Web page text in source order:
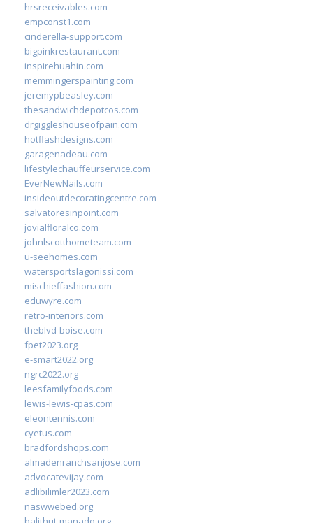
hrsreceivables.com
empconst1.com
cinderella-support.com
bigpinkrestaurant.com
inspirehuahin.com
memmingerspainting.com
jeremypbeasley.com
thesandwichdepotcos.com
drgiggleshouseofpain.com
hotflashdesigns.com
garagenadeau.com
lifestylechauffeurservice.com
EverNewNails.com
insideoutdecoratingcentre.com
salvatoresinpoint.com
jovialfloralco.com
johnlscotthometeam.com
u-seehomes.com
watersportslagonissi.com
mischieffashion.com
eduwyre.com
retro-interiors.com
theblvd-boise.com
fpet2023.org
e-smart2022.org
ngrc2022.org
leesfamilyfoods.com
lewis-lewis-cpas.com
eleontennis.com
cyetus.com
bradfordshops.com
almadenranchsanjose.com
advocatevijay.com
adlibilimler2023.com
naswwebed.org